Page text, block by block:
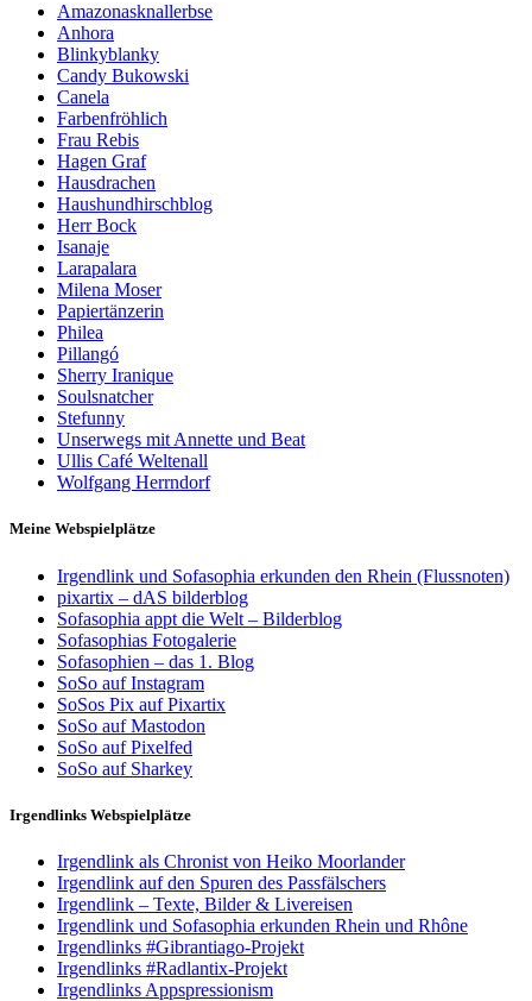
Amazonasknallerbse
Anhora
Blinkyblanky
Candy Bukowski
Canela
Farbenfröhlich
Frau Rebis
Hagen Graf
Hausdrachen
Haushundhirschblog
Herr Bock
Isanaje
Larapalara
Milena Moser
Papiertänzerin
Philea
Pillangó
Sherry Iranique
Soulsnatcher
Stefunny
Unserwegs mit Annette und Beat
Ullis Café Weltenall
Wolfgang Herrndorf
Meine Webspielplätze
Irgendlink und Sofasophia erkunden den Rhein (Flussnoten)
pixartix – dAS bilderblog
Sofasophia appt die Welt – Bilderblog
Sofasophias Fotogalerie
Sofasophien – das 1. Blog
SoSo auf Instagram
SoSos Pix auf Pixartix
SoSo auf Mastodon
SoSo auf Pixelfed
SoSo auf Sharkey
Irgendlinks Webspielplätze
Irgendlink als Chronist von Heiko Moorlander
Irgendlink auf den Spuren des Passfälschers
Irgendlink – Texte, Bilder & Livereisen
Irgendlink und Sofasophia erkunden Rhein und Rhône
Irgendlinks #Gibrantiago-Projekt
Irgendlinks #Radlantix-Projekt
Irgendlinks Appspressionism